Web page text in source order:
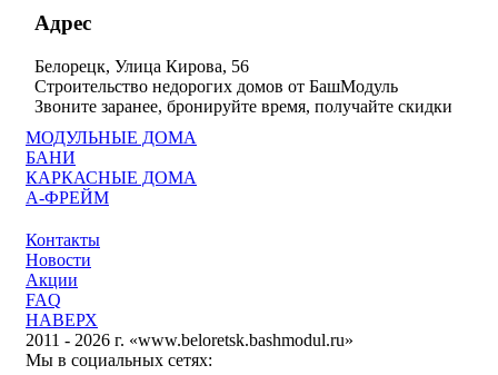
Адрес
Белорецк, Улица Кирова, 56
Строительство недорогих домов от БашМодуль
Звоните заранее, бронируйте время, получайте скидки
Контакты
Новости
Акции
FAQ
НАВЕРХ
2011 - 2026 г. «www.beloretsk.bashmodul.ru»
МОДУЛЬНЫЕ ДОМА
БАНИ
КАРКАСНЫЕ ДОМА
А-ФРЕЙМ
Мы в социальных сетях: